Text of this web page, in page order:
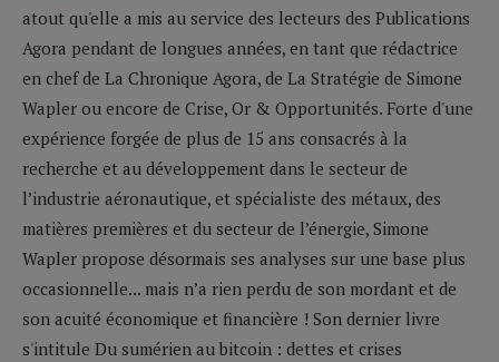
atout qu'elle a mis au service des lecteurs des Publications
Agora pendant de longues années, en tant que rédactrice
en chef de La Chronique Agora, de La Stratégie de Simone
Wapler ou encore de Crise, Or & Opportunités. Forte d'une
expérience forgée de plus de 15 ans consacrés à la
recherche et au développement dans le secteur de
l’industrie aéronautique, et spécialiste des métaux, des
matières premières et du secteur de l’énergie, Simone
Wapler propose désormais ses analyses sur une base plus
occasionnelle... mais n’a rien perdu de son mordant et de
son acuité économique et financière ! Son dernier livre
s'intitule Du sumérien au bitcoin : dettes et crises